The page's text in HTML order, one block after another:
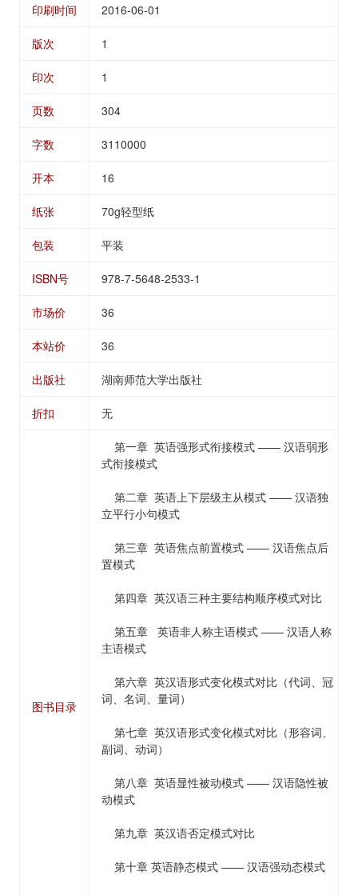
印刷时间 2016-06-01
版次 1
印次 1
页数 304
字数 3110000
开本 16
纸张 70g轻型纸
包装 平装
ISBN号 978-7-5648-2533-1
市场价 36
本站价 36
出版社 湖南师范大学出版社
折扣 无
图书目录
第一章 英语强形式衔接模式 —— 汉语弱形
式衔接模式
第二章 英语上下层级主从模式 —— 汉语独
立平行小句模式
第三章 英语焦点前置模式 —— 汉语焦点后
置模式
第四章 英汉语三种主要结构顺序模式对比
第五章 英语非人称主语模式 —— 汉语人称
主语模式
第六章 英汉语形式变化模式对比（代词、冠
词、名词、量词）
第七章 英汉语形式变化模式对比（形容词、
副词、动词）
第八章 英语显性被动模式 —— 汉语隐性被
动模式
第九章 英汉语否定模式对比
第十章 英语静态模式 —— 汉语强动态模式